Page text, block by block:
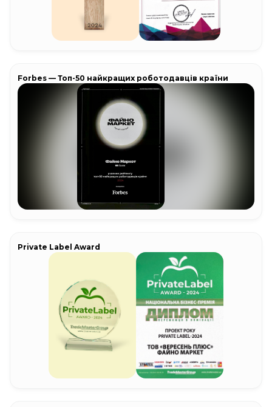
Forbes — Топ-50 найкращих роботодавців країни
Private Label Award